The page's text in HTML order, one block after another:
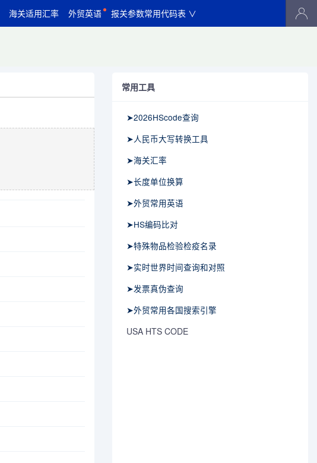
海关适用汇率 外贸英语 报关参数常用代码表 ∨
常用工具
➤2026HScode查询
➤人民币大写转换工具
➤海关汇率
➤长度单位换算
➤外贸常用英语
➤HS编码比对
➤特殊物品检验检疫名录
➤实时世界时间查询和对照
➤发票真伪查询
➤外贸常用各国搜索引擎
USA HTS CODE